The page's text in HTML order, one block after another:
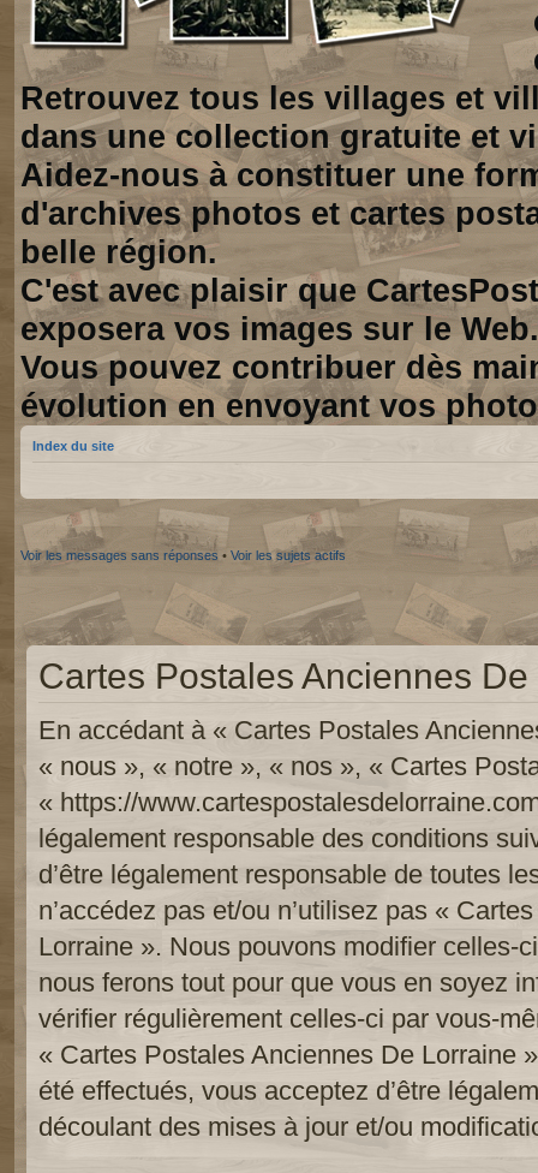
Retrouvez tous les villages et
dans une collection gratuite et
Aidez-nous à constituer une
d'archives photos et cartes
belle région.
C'est avec plaisir que
exposera vos images sur le Web.
Vous pouvez contribuer dès
évolution en envoyant vos
Index du site
Voir les messages sans réponses • Voir les sujets actifs
Cartes Postales Anciennes
En accédant à « Cartes Postales
« nous », « notre », « nos », « Cartes
« https://
légalement responsable des conditions
d’être légalement responsable de toutes
n’accédez pas et/ou n’utilisez pas «
Lorraine ». Nous pouvons modifier celles-
nous ferons tout pour que vous en soyez
vérifier régulièrement celles-ci par vous-
« Cartes Postales Anciennes De Lorraine
été effectués, vous acceptez d’être
découlant des mises à jour et/ou